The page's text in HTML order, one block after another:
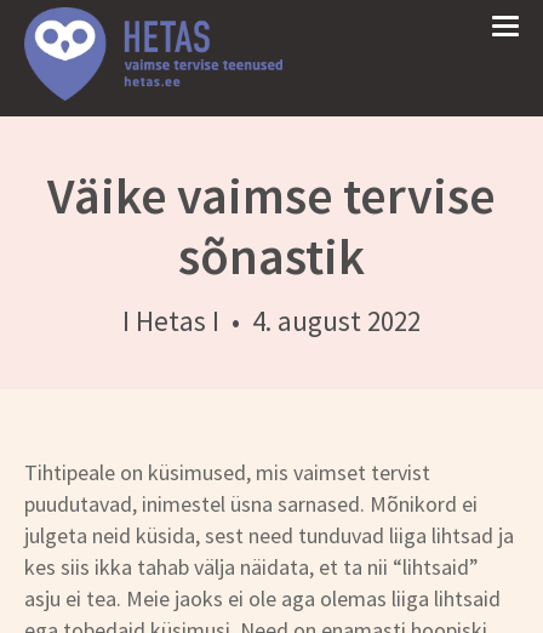
Väike vaimse tervise
sõnastik
I Hetas I • 4. august 2022
Tihtipeale on küsimused, mis vaimset tervist
puudutavad, inimestel üsna sarnased. Mõnikord ei
julgeta neid küsida, sest need tunduvad liiga lihtsad ja
kes siis ikka tahab välja näidata, et ta nii “lihtsaid”
asju ei tea. Meie jaoks ei ole aga olemas liiga lihtsaid